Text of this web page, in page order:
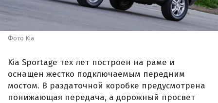
Фото Kia
Kia Sportage тех лет построен на раме и
оснащен жестко подключаемым передним
мостом. В раздаточной коробке предусмотрена
понижающая передача, а дорожный просвет